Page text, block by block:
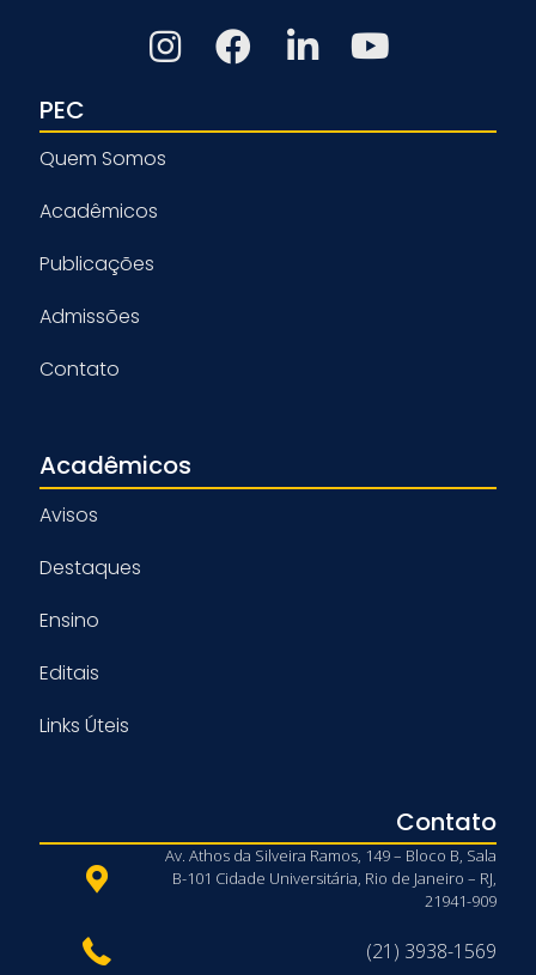
PEC
Quem Somos
Acadêmicos
Publicações
Admissões
Contato
Acadêmicos
Avisos
Destaques
Ensino
Editais
Links Úteis
Contato
Av. Athos da Silveira Ramos, 149 – Bloco B, Sala
B-101 Cidade Universitária, Rio de Janeiro – RJ,
21941-909
(21) 3938-1569